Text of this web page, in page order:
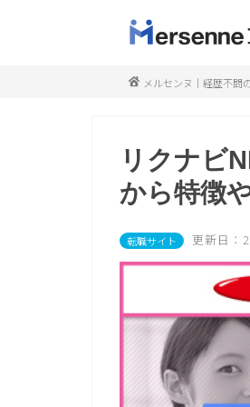
メルセンヌ｜経歴不問
リクナビ
から特徴
転職サイト 更新日：